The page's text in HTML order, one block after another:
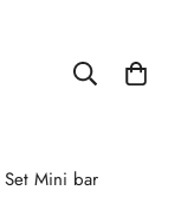
Set Mini bar